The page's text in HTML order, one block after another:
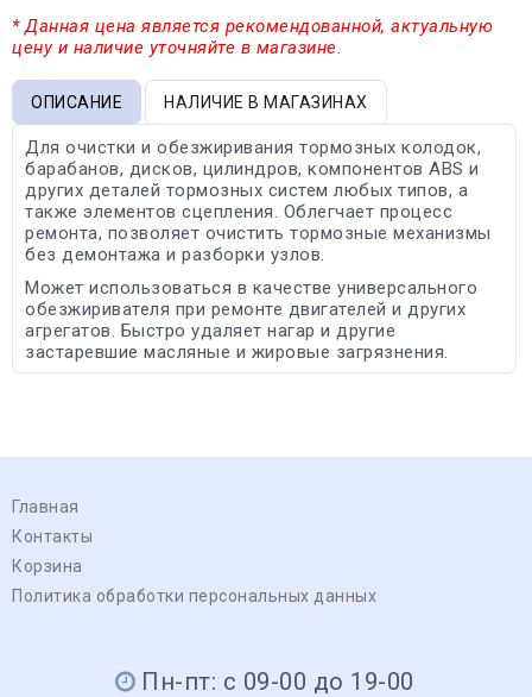
* Данная цена является рекомендованной, актуальную
цену и наличие уточняйте в магазине.
ОПИСАНИЕ НАЛИЧИЕ В МАГАЗИНАХ
Для очистки и обезжиривания тормозных колодок,
барабанов, дисков, цилиндров, компонентов ABS и
других деталей тормозных систем любых типов, а
также элементов сцепления. Облегчает процесс
ремонта, позволяет очистить тормозные механизмы
без демонтажа и разборки узлов.
Может использоваться в качестве универсального
обезжиривателя при ремонте двигателей и других
агрегатов. Быстро удаляет нагар и другие
застаревшие масляные и жировые загрязнения.
Главная
Контакты
Корзина
Политика обработки персональных данных
Пн-пт: с 09-00 до 19-00